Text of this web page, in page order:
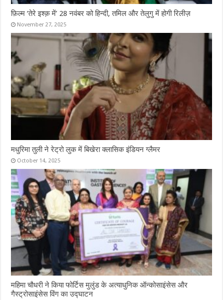
फ़िल्म ‘तेरे इश्क़ में’ 28 नवंबर को हिन्दी, तमिल और तेलुगु में होगी रिलीज़
November 27, 2025
मधुरिमा तुली ने रेट्रो लुक में बिखेरा क्लासिक इंडियन ग्लैमर
October 14, 2025
महिमा चौधरी ने किया फोर्टिस मुलुंड के अत्याधुनिक ऑन्कोसाइंसेस और
गैस्ट्रोसाइंसेस विंग का उद्घाटन